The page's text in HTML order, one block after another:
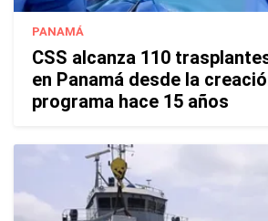
PANAMÁ
CSS alcanza 110
en Panamá desde la
programa hace 15 años